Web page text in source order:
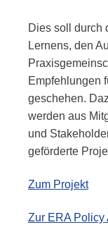
Dies soll durch
Lernens, den
Empfehlungen
geschehen.
werden aus
und
geförderte
Zum Projekt
Zur ERA Policy